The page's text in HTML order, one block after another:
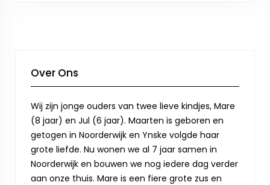
Over Ons
Wij zijn jonge ouders van twee lieve kindjes, Mare
(8 jaar) en Jul (6 jaar). Maarten is geboren en
getogen in Noorderwijk en Ynske volgde haar
grote liefde. Nu wonen we al 7 jaar samen in
Noorderwijk en bouwen we nog iedere dag verder
aan onze thuis. Mare is een fiere grote zus en